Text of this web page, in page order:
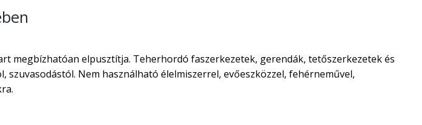
megbízhatóan elpusztítja. Teherhordó faszerkezetek, gerendák, tetőszerkezetek és
Nem használható élelmiszerrel, evőeszközzel, fehérneművel,